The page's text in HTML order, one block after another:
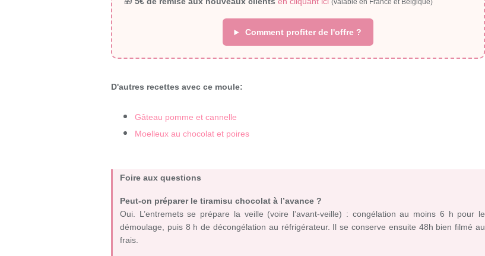
(valable en France et Belgique)
Comment profiter de l'offre ?
D'autres recettes avec ce moule:
Gâteau pomme et cannelle
Moelleux au chocolat et poires
Foire aux questions
Peut-on préparer le tiramisu chocolat à l’avance ?
Oui. L’entremets se prépare la veille (voire l’avant-veille) : congélation au moins 6 h pour le
démoulage, puis 8 h de décongélation au réfrigérateur. Il se conserve ensuite 48h bien filmé au
frais.